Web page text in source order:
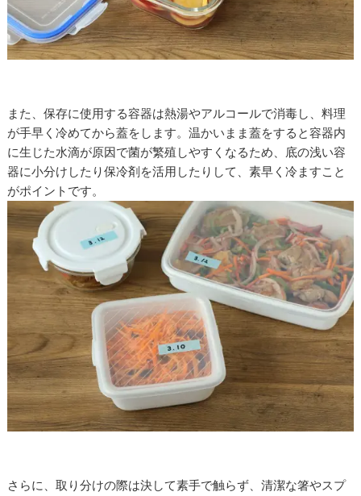
また、保存に使用する容器は熱湯やアルコールで消毒し、料理
が手早く冷めてから蓋をします。温かいまま蓋をすると容器内
に生じた水滴が原因で菌が繁殖しやすくなるため、底の浅い容
器に小分けしたり保冷剤を活用したりして、素早く冷ますこと
がポイントです。
さらに、取り分けの際は決して素手で触らず、清潔な箸やスプ